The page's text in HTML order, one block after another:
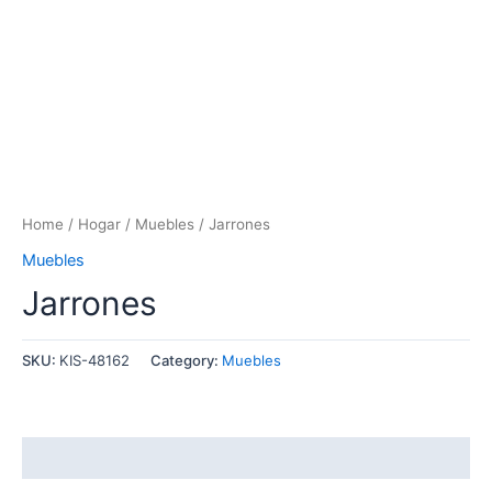
Home / Hogar / Muebles / Jarrones
Muebles
Jarrones
SKU: KIS-48162 Category: Muebles